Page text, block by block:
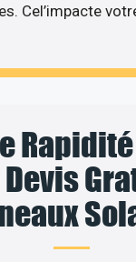
Cel’impacte